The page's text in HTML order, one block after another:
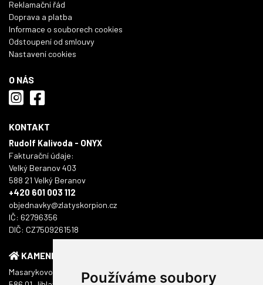
Používáme soubory
Reklamační řád
Doprava a platba
Informace o souborech cookies
Odstoupení od smlouvy
Nastavení cookies
O NÁS
KONTAKT
Rudolf Kalivoda - ONYX
Fakturační údaje:
Velký Beranov 403
588 21 Velký Beranov
+420 601 003 112
objednavky@zlatyskorpion.cz
IČ: 62796356
DIČ: CZ7509261518
KAMENNÁ PRODEJNA
Masarykovo náměstí 1217/51